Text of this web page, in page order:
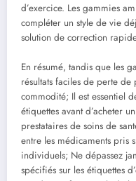
d’exercice. Les gammies
compléter un style de vie
solution de correction
En résumé, tandis que les
résultats faciles de perte
commodité; Il est essentiel
étiquettes avant d’acheter
prestataires de soins de
entre les médicaments pris
individuels; Ne dépassez
spécifiés sur les étiquettes